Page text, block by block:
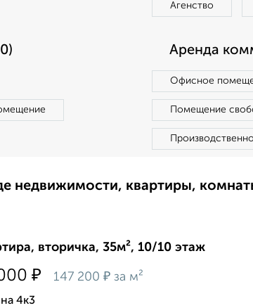
Агенство
Аренда
Офисное
Помещение
недвижимости, квартиры,
вторичка, 35м², 10/10 этаж
₽ 147 200 ₽ за м²
4к3